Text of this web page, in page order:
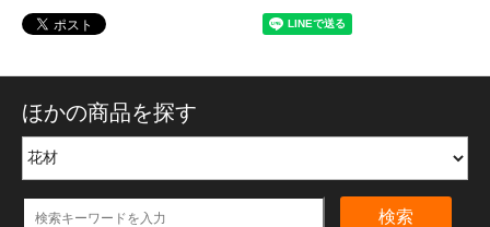
ほかの商品を探す
検索